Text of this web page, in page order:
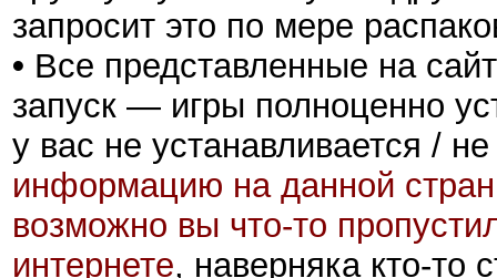
запросит это по мере
• Все представленные на
запуск — игры полноценно
у вас не устанавливается /
информацию на данной
возможно вы что-то
интернете, наверняка кто-то